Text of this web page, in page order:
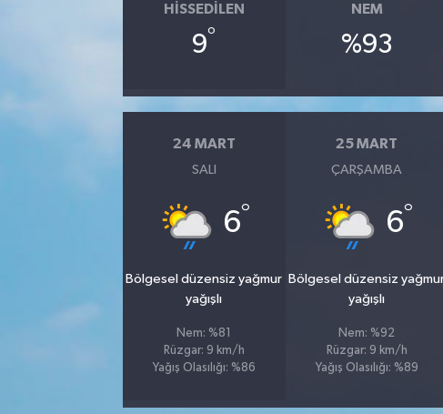
HISSEDILEN
9°
NEM
%93
24 MART
SALI
6°
Bölgesel düzensiz yağmur
yağışlı
Nem: %81
Rüzgar: 9 km/h
Yağış Olasılığı: %86
25 MART
ÇARŞAMBA
6°
Bölgesel düzensiz
yağışlı
Nem: %92
Rüzgar: 9 km/h
Yağış Olasılığı: %89